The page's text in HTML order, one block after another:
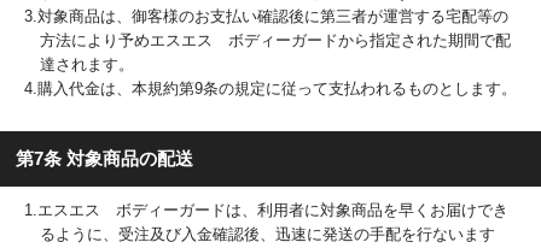
3.対象商品は、御客様のお支払い確認後に第三者が運営する宅配等の
方法により予めエスエス ボディーガードから指定された期間で配
達されます。
4.購入代金は、本規約第9条の規定に従って支払われるものとします。
第7条 対象商品の配送
1.エスエス ボディーガードは、利用者に対象商品を早くお届けでき
るように、受注及び入金確認後、迅速に発送の手配を行ないます